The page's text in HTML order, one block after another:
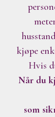
kjøpe
Hvis
Når du
som